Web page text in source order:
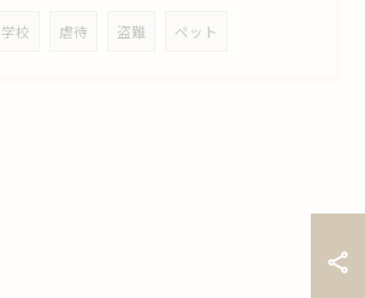
学校 虐待 盗難 ペット